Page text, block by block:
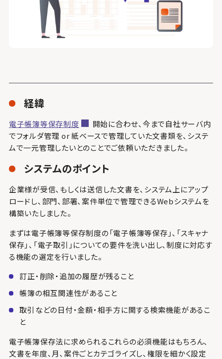
経緯
電子帳簿等保存制度
開始に合わせ、今まで自社サーバ内
でフォルダ管理 or 紙ベースで管理していた文書類を、システ
ムで一元管理したいとのことでご依頼いただきました。
システムのポイント
企業様が受信、もしくは送信した文書を、システム上にアップ
ロードし、部門、部署、案件単位で管理できるWebシステムを
構築いたしました。
まずは電子帳簿等保存制度の「電子帳簿等保存」、「スキャナ
保存」、「電子取引」についての要件を洗い出し、制度に対応す
る機能の選定を行いました。
訂正・削除・追加の履歴が残ること
帳簿の相互関連性があること
取引などの日付・金額・相手方に関する検索機能があるこ
と
電子帳簿保存法に求められるこれらの必須機能はもちろん、
文書を年度、月、案件ごとカテゴライズし、権限を細かく設定